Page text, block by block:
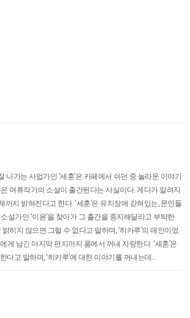
나가는 사업가인 ‘세훈’은 카페에서 쉬던 중 놀라운 이야기
은 여류작가의 소설이 출간된다는 사실이다. 게다가 알려지
까지 밝혀진다고 한다. ‘세훈’은 유치장에 갇혀있는, 문인들
소설가인 ‘이윤’을 찾아가 그 출간을 중지해달라고 부탁한
밝히지 않으면 그럴 수 없다고 말하며, ‘히카루’의 애인이었
게 남긴 마지막 편지까지 품에서 꺼내 자랑한다. ‘세훈’은
다고 말하며, ‘히카루’에 대한 이야기를 꺼내는데…